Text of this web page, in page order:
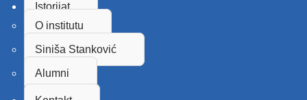
Istorijat
O institutu
Siniša Stanković
Alumni